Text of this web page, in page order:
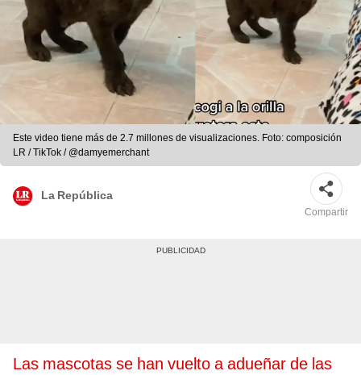
Este video tiene más de 2.7 millones de visualizaciones. Foto: composición
LR / TikTok / @damyemerchant
La República
Compartir
Las mascotas se han vuelto a adueñar de las